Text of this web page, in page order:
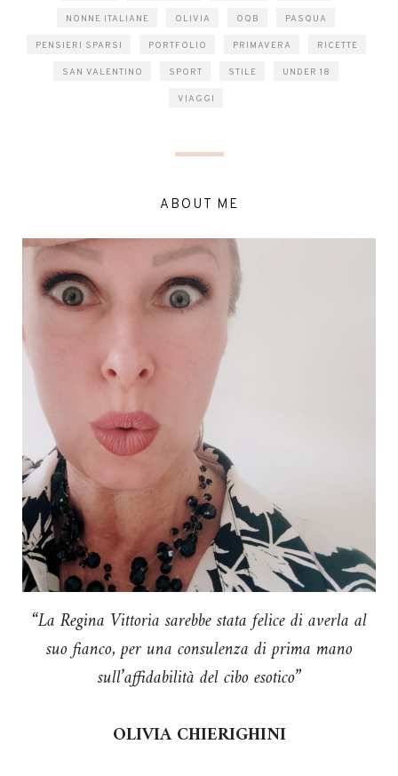
NONNE ITALIANE OLIVIA OQB PASQUA
PENSIERI SPARSI PORTFOLIO PRIMAVERA RICETTE
SAN VALENTINO SPORT STILE UNDER 18
VIAGGI
ABOUT ME
“La Regina Vittoria sarebbe stata felice di averla al
suo fianco, per una consulenza di prima mano
sull’affidabilità del cibo esotico”
OLIVIA CHIERIGHINI